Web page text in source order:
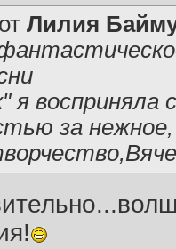
Лилия
я восприняла
за